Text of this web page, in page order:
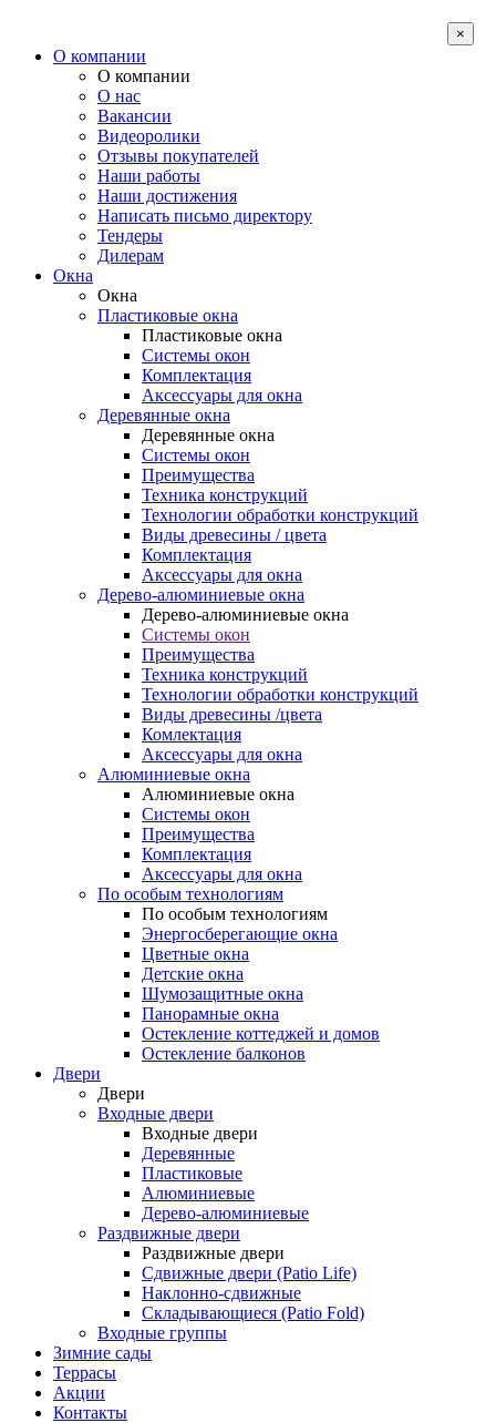
О компании
О компании
О нас
Вакансии
Видеоролики
Отзывы покупателей
Наши работы
Наши достижения
Написать письмо директору
Тендеры
Дилерам
Окна
Окна
Пластиковые окна
Пластиковые окна
Системы окон
Комплектация
Аксессуары для окна
Деревянные окна
Деревянные окна
Системы окон
Преимущества
Техника конструкций
Технологии обработки конструкций
Виды древесины / цвета
Комплектация
Аксессуары для окна
Дерево-алюминиевые окна
Дерево-алюминиевые окна
Системы окон
Преимущества
Техника конструкций
Технологии обработки конструкций
Виды древесины /цвета
Комлектация
Аксессуары для окна
Алюминиевые окна
Алюминиевые окна
Системы окон
Преимущества
Комплектация
Аксессуары для окна
По особым технологиям
По особым технологиям
Энергосберегающие окна
Цветные окна
Детские окна
Шумозащитные окна
Панорамные окна
Остекление коттеджей и домов
Остекление балконов
Двери
Двери
Входные двери
Входные двери
Деревянные
Пластиковые
Алюминиевые
Дерево-алюминиевые
Раздвижные двери
Раздвижные двери
Сдвижные двери (Patio Life)
Наклонно-сдвижные
Складывающиеся (Patio Fold)
Входные группы
Зимние сады
Террасы
Акции
Контакты
×